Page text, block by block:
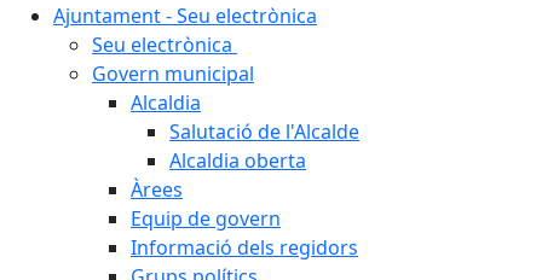
Ajuntament - Seu electrònica
Seu electrònica
Govern municipal
Alcaldia
Salutació de l'Alcalde
Alcaldia oberta
Àrees
Equip de govern
Informació dels regidors